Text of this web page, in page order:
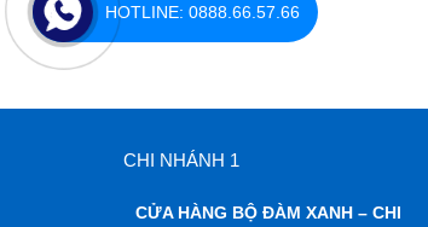
Không có bình luận nào
CHI NHÁNH 1
CỬA HÀNG BỘ ĐÀM XANH – CHI
HOTLINE: 0888.66.57.66